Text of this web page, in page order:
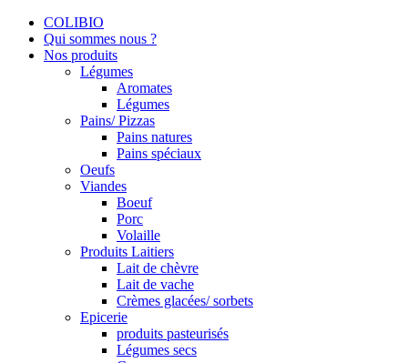
COLIBIO
Qui sommes nous ?
Nos produits
Légumes
Aromates
Légumes
Pains/ Pizzas
Pains natures
Pains spéciaux
Oeufs
Viandes
Boeuf
Porc
Volaille
Produits Laitiers
Lait de chèvre
Lait de vache
Crèmes glacées/ sorbets
Epicerie
produits pasteurisés
Légumes secs